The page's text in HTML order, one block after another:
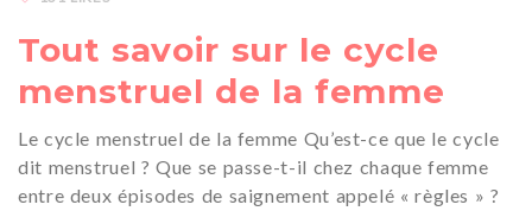
Tout savoir sur le cycle
menstruel de la femme
Le cycle menstruel de la femme Qu’est-ce que le cycle
dit menstruel ? Que se passe-t-il chez chaque femme
entre deux épisodes de saignement appelé « règles » ?